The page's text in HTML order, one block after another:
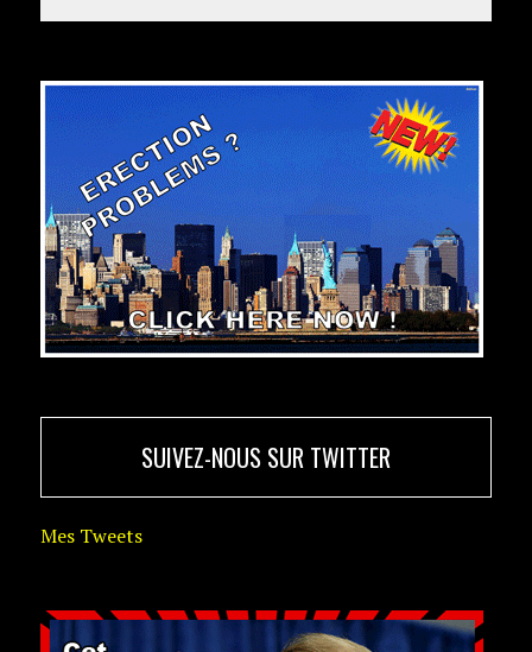
SUIVEZ-NOUS SUR TWITTER
Mes Tweets